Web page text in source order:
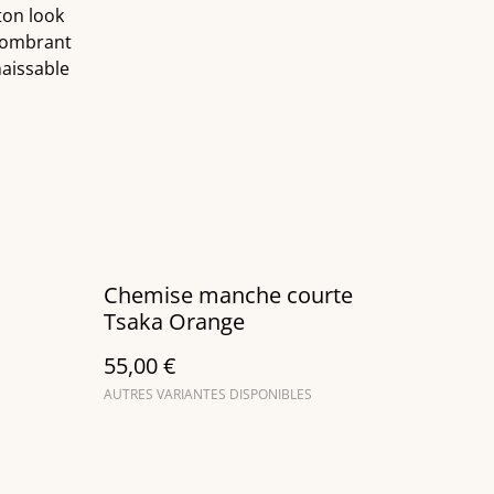
look
Chemise manche courte
Tsaka Orange
55,00 €
AUTRES VARIANTES DISPONIBLES